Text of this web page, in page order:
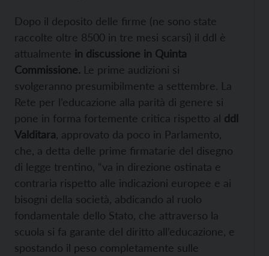
Dopo il deposito delle firme (ne sono state
raccolte oltre 8500 in tre mesi scarsi) il ddl è
attualmente in discussione in Quinta
Commissione. Le prime audizioni si
svolgeranno presumibilmente a settembre. La
Rete per l’educazione alla parità di genere si
pone in forma fortemente critica rispetto al ddl
Valditara , approvato da poco in Parlamento,
che, a detta delle prime firmatarie del disegno
di legge trentino, “va in direzione ostinata e
contraria rispetto alle indicazioni europee e ai
bisogni della società, abdicando al ruolo
fondamentale dello Stato, che attraverso la
scuola si fa garante del diritto all’educazione, e
spostando il peso completamente sulle